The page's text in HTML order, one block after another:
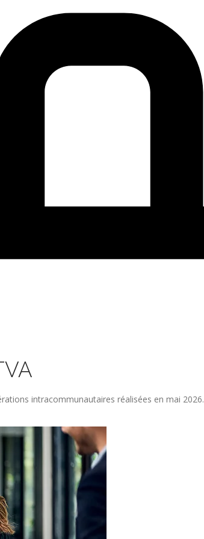
intracommunautaires réalisées en mai 2026.